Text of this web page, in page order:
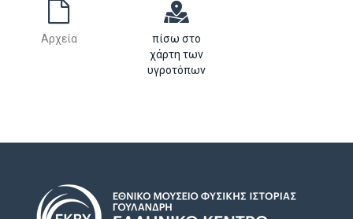
Αρχεία
πίσω στο
χάρτη των
υγροτόπων